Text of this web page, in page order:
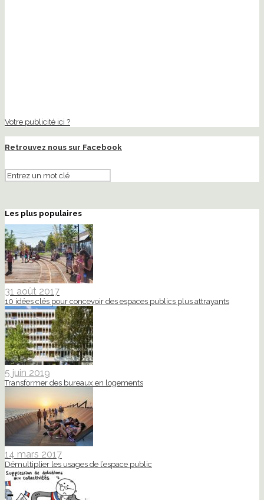
Votre publicité ici ?
Retrouvez nous sur Facebook
Les plus populaires
31 août 2017
10 idées clés pour concevoir des espaces publics plus attrayants
5 juin 2019
Transformer des bureaux en logements
14 mars 2017
Démultiplier les usages de l’espace public